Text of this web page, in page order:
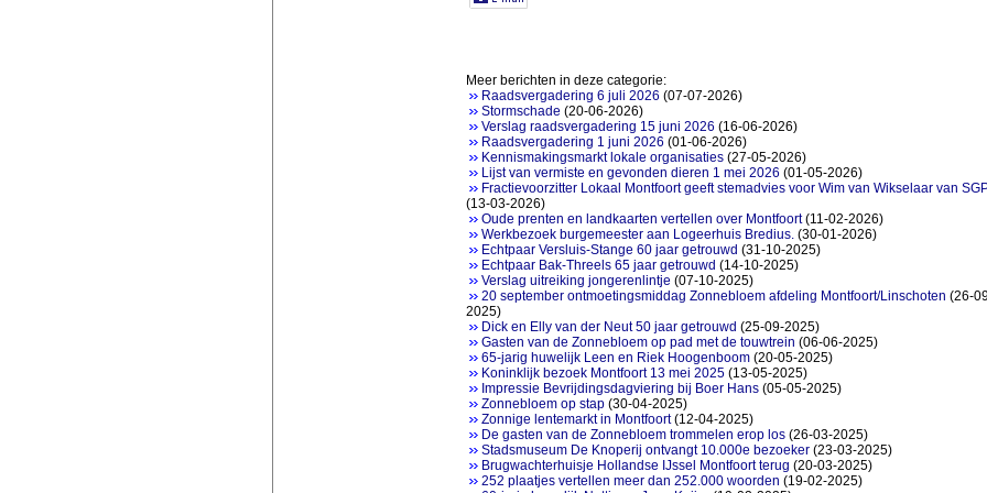
Meer berichten in deze categorie:
Raadsvergadering 6 juli 2026 (07-07-2026)
Stormschade (20-06-2026)
Verslag raadsvergadering 15 juni 2026 (16-06-2026)
Raadsvergadering 1 juni 2026 (01-06-2026)
Kennismakingsmarkt lokale organisaties(27-05-2026)
Lijst van vermiste en gevonden dieren 1 mei 2026 (01-05-2026)
Fractievoorzitter Lokaal Montfoort geeft stemadvies voor Wim van Wikselaar van
(13-03-2026)
Oude prenten en landkaarten vertellen over Montfoort(11-02-2026)
Werkbezoek burgemeester aan Logeerhuis Bredius. (30-01-2026)
Echtpaar Versluis-Stange 60 jaar getrouwd (31-10-2025)
Echtpaar Bak-Threels 65 jaar getrouwd (14-10-2025)
Verslag uitreiking jongerenlintje (07-10-2025)
20 september ontmoetingsmiddag Zonnebloem afdeling Montfoort/Linschoten (26-
2025)
Dick en Elly van der Neut 50 jaar getrouwd (25-09-2025)
Gasten van de Zonnebloem op pad met de touwtrein (06-06-2025)
65-jarig huwelijk Leen en Riek Hoogenboom(20-05-2025)
Koninklijk bezoek Montfoort 13 mei 2025(13-05-2025)
Impressie Bevrijdingsdagviering bij Boer Hans(05-05-2025)
Zonnebloem op stap(30-04-2025)
Zonnige lentemarkt in Montfoort(12-04-2025)
De gasten van de Zonnebloem trommelen erop los(26-03-2025)
Stadsmuseum De Knoperij ontvangt 10.000e bezoeker(23-03-2025)
Brugwachterhuisje Hollandse IJssel Montfoort terug (20-03-2025)
252 plaatjes vertellen meer dan 252.000 woorden (19-02-2025)